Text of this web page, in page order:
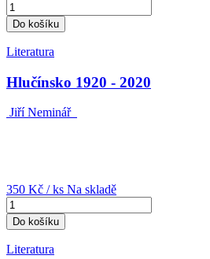
Do košíku
Literatura
Hlučínsko 1920 - 2020
Jiří Neminář
350 Kč / ks Na skladě
Do košíku
Literatura